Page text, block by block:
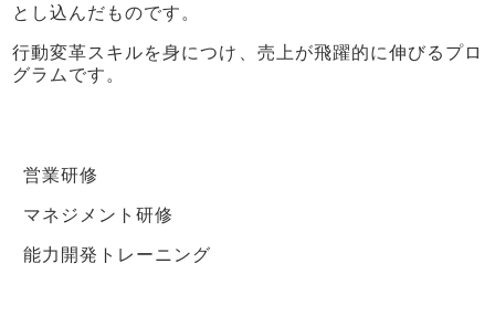
とし込んだものです。
行動変革スキルを身につけ、売上が飛躍的に伸びるプロ
グラムです。
営業研修
マネジメント研修
能力開発トレーニング